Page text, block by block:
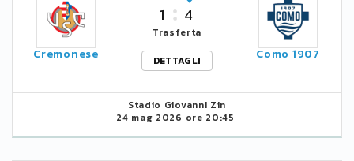
Cremonese
1 4
Trasferta
DETTAGLI
Como 1907
Stadio Giovanni Zin
24 mag 2026 ore 20:45